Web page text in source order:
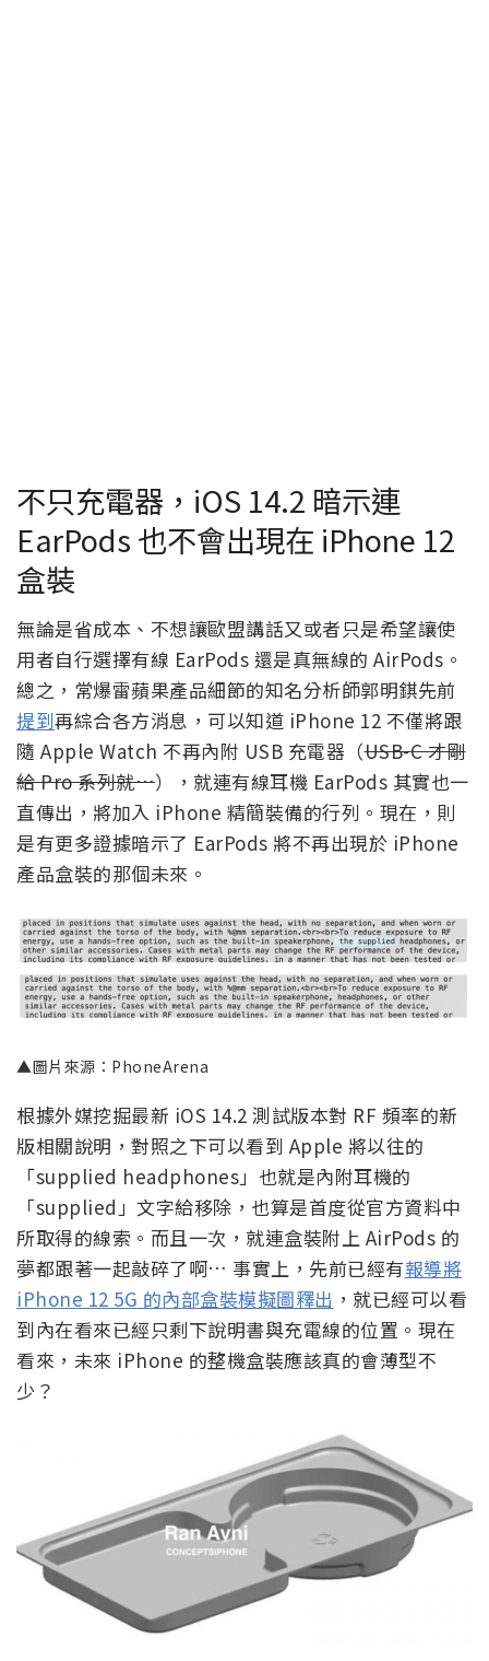
不只充電器，iOS 14.2 暗示連
EarPods 也不會出現在 iPhone 12
盒裝
無論是省成本、不想讓歐盟講話又或者只是希望讓使
用者自行選擇有線 EarPods 還是真無線的 AirPods。
總之，常爆雷蘋果產品細節的知名分析師郭明錤先前
提到再綜合各方消息，可以知道 iPhone 12 不僅將跟
隨 Apple Watch 不再內附 USB 充電器（USB-C 才剛
給 Pro 系列就…），就連有線耳機 EarPods 其實也一
直傳出，將加入 iPhone 精簡裝備的行列。現在，則
是有更多證據暗示了 EarPods 將不再出現於 iPhone
產品盒裝的那個未來。
▲圖片來源：PhoneArena
根據外媒挖掘最新 iOS 14.2 測試版本對 RF 頻率的新
版相關說明，對照之下可以看到 Apple 將以往的
「supplied headphones」也就是內附耳機的
「supplied」文字給移除，也算是首度從官方資料中
所取得的線索。而且一次，就連盒裝附上 AirPods 的
夢都跟著一起敲碎了啊… 事實上，先前已經有報導將
iPhone 12 5G 的內部盒裝模擬圖釋出 ，就已經可以看
到內在看來已經只剩下說明書與充電線的位置。現在
看來，未來 iPhone 的整機盒裝應該真的會薄型不
少？